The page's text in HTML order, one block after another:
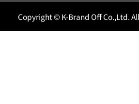
Copyright © K-Brand Off Co.,Ltd.